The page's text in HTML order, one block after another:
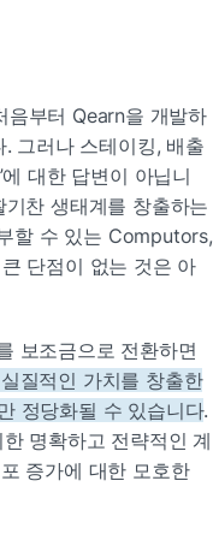
음부터 Qearn을 개발하
그러나 스테이킹, 배출
대한 답변이 아닙니
찬 생태계를 창출하는
할 수 있는 Computors,
단점이 없는 것은 아
보조금으로 전환하면
질적인 가치를 창출한
정당화될 수 있습니다.
명확하고 전략적인 계
증가에 대한 모호한